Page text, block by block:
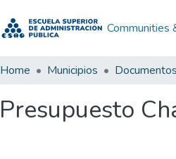
Communities
Home Municipios
Presupuesto